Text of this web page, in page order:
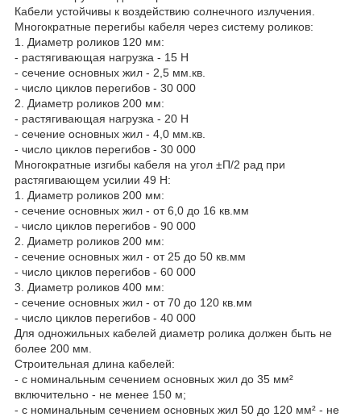
Кабели устойчивы к воздействию солнечного излучения.
Многократные перегибы кабеля через систему роликов:
1. Диаметр роликов 120 мм:
- растягивающая нагрузка - 15 Н
- сечение основных жил - 2,5 мм.кв.
- число циклов перегибов - 30 000
2. Диаметр роликов 200 мм:
- растягивающая нагрузка - 20 Н
- сечение основных жил - 4,0 мм.кв.
- число циклов перегибов - 30 000
Многократные изгибы кабеля на угол ±П/2 рад при
растягивающем усилии 49 Н:
1. Диаметр роликов 200 мм:
- сечение основных жил - от 6,0 до 16 кв.мм
- число циклов перегибов - 90 000
2. Диаметр роликов 200 мм:
- сечение основных жил - от 25 до 50 кв.мм
- число циклов перегибов - 60 000
3. Диаметр роликов 400 мм:
- сечение основных жил - от 70 до 120 кв.мм
- число циклов перегибов - 40 000
Для одножильных кабелей диаметр ролика должен быть не
более 200 мм.
Строительная длина кабелей:
- с номинальным сечением основных жил до 35 мм²
включительно - не менее 150 м;
- с номинальным сечением основных жил 50 до 120 мм² - не